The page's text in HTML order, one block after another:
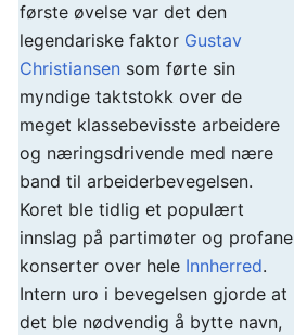
første øvelse var det den
legendariske faktor Gustav
Christiansen som førte sin
myndige taktstokk over de
meget klassebevisste arbeidere
og næringsdrivende med nære
band til arbeiderbevegelsen.
Koret ble tidlig et populært
innslag på partimøter og profane
konserter over hele Innherred.
Intern uro i bevegelsen gjorde at
det ble nødvendig å bytte navn,